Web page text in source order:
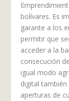
bolívares. Es
garante a los
permitir que
acceder a la
consecución
igual modo
digital
aperturas de